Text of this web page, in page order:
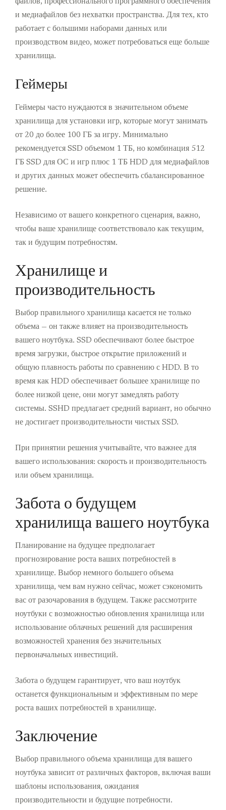
файлов, профессионального программного обеспечения
и медиафайлов без нехватки пространства. Для тех, кто
работает с большими наборами данных или
производством видео, может потребоваться еще больше
хранилища.
Геймеры
Геймеры часто нуждаются в значительном объеме
хранилища для установки игр, которые могут занимать
от 20 до более 100 ГБ за игру. Минимально
рекомендуется SSD объемом 1 ТБ, но комбинация 512
ГБ SSD для ОС и игр плюс 1 ТБ HDD для медиафайлов
и других данных может обеспечить сбалансированное
решение.
Независимо от вашего конкретного сценария, важно,
чтобы ваше хранилище соответствовало как текущим,
так и будущим потребностям.
Хранилище и
производительность
Выбор правильного хранилища касается не только
объема — он также влияет на производительность
вашего ноутбука. SSD обеспечивают более быстрое
время загрузки, быстрое открытие приложений и
общую плавность работы по сравнению с HDD. В то
время как HDD обеспечивает большее хранилище по
более низкой цене, они могут замедлять работу
системы. SSHD предлагает средний вариант, но обычно
не достигает производительности чистых SSD.
При принятии решения учитывайте, что важнее для
вашего использования: скорость и производительность
или объем хранилища.
Забота о будущем
хранилища вашего ноутбука
Планирование на будущее предполагает
прогнозирование роста ваших потребностей в
хранилище. Выбор немного большего объема
хранилища, чем вам нужно сейчас, может сэкономить
вас от разочарования в будущем. Также рассмотрите
ноутбуки с возможностью обновления хранилища или
использование облачных решений для расширения
возможностей хранения без значительных
первоначальных инвестиций.
Забота о будущем гарантирует, что ваш ноутбук
останется функциональным и эффективным по мере
роста ваших потребностей в хранилище.
Заключение
Выбор правильного объема хранилища для вашего
ноутбука зависит от различных факторов, включая ваши
шаблоны использования, ожидания
производительности и будущие потребности.